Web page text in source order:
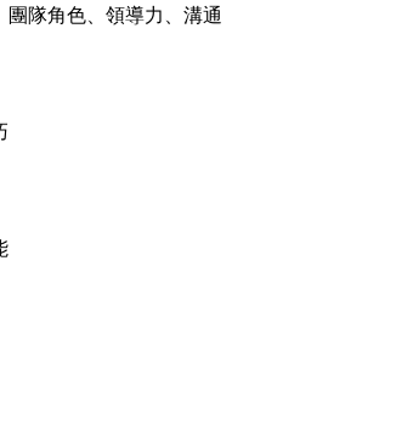
隊角色、領導力、溝通